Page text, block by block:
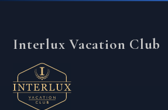
Interlux Vacation Club